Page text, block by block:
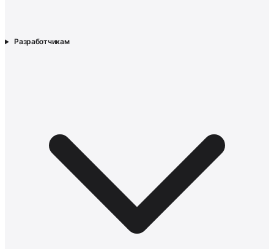
Разработчикам